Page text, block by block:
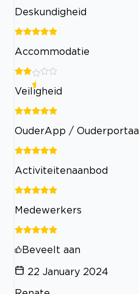
Deskundigheid
Accommodatie
Veiligheid
OuderApp / Ouderportaal
Activiteitenaanbod
Medewerkers
Beveelt aan
22 January 2024